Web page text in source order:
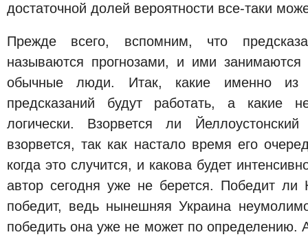
достаточной долей вероятности все-таки
Прежде всего, вспомним, что
называются прогнозами, и ими
обычные люди. Итак, какие именно из
предсказаний будут работать, а какие
логически. Взорвется ли
взорвется, так как настало время его
когда это случится, и какова будет
автор сегодня уже не берется. Победит ли
победит, ведь нынешняя Украина
победить она уже не может по